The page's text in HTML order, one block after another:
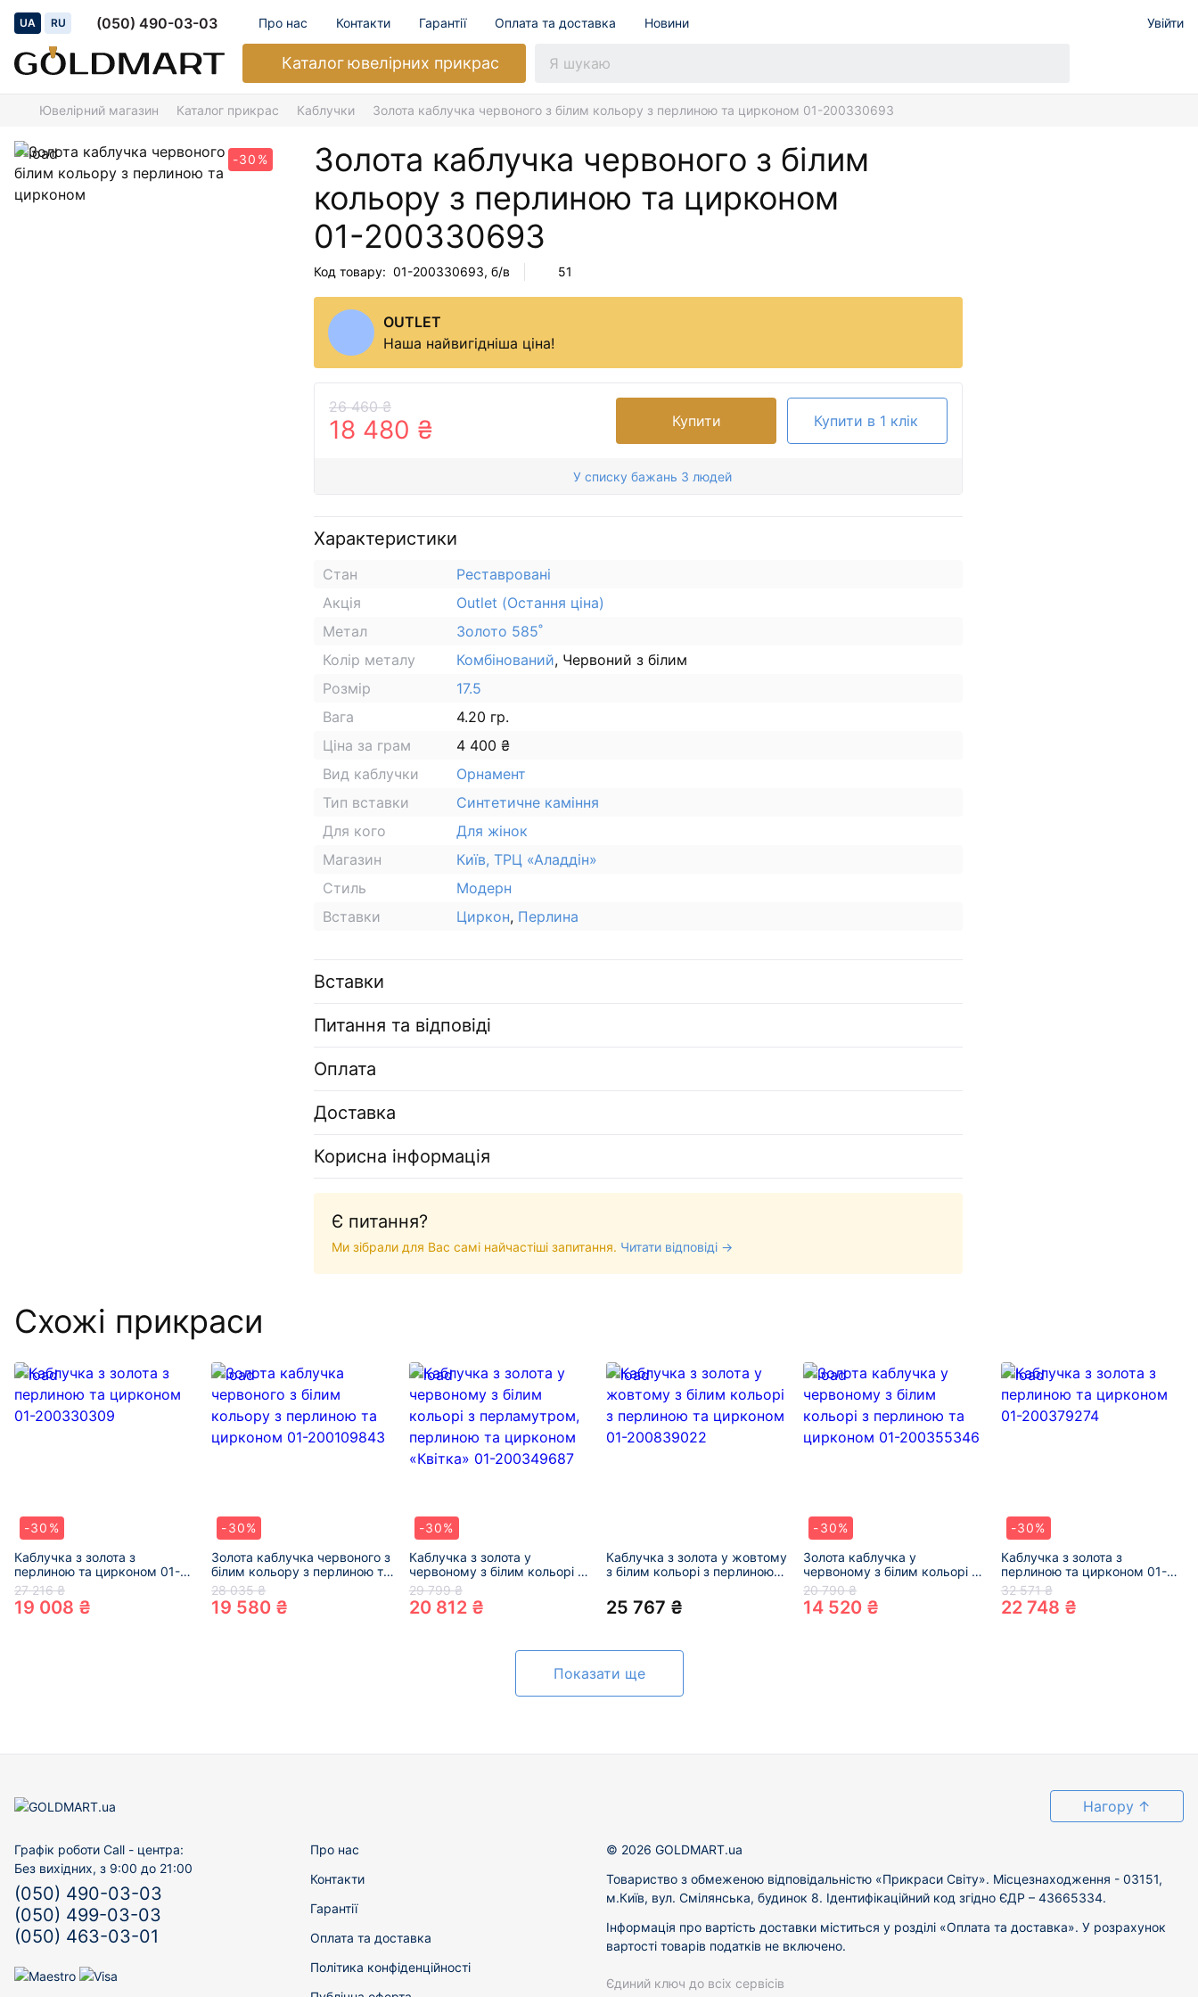
UA RU (050) 490-03-03 Про нас Контакти Гарантії Оплата та доставка Новини Увійти
Каталогювелірних прикрас
Ювелірний магазин Каталог прикрас Каблучки Золота каблучка червоного з білим кольору з перлиною та цирконом 01-200330693
-30%
Золота каблучка червоного з білим
кольору з перлиною та цирконом
01-200330693
Код товару: 01-200330693, б/в 51
OUTLET
Наша найвигідніша ціна!
26 460 ₴
18 480 ₴ Купити Купити в 1 клік
У списку бажань 3 людей
Характеристики
Стан
Реставровані
Акція
Outlet (Остання ціна)
Метал
Золото 585˚
Колір металу
Комбінований, Червоний з білим
Розмір
17.5
Вага
4.20 гр.
Ціна за грам
4 400 ₴
Вид каблучки
Орнамент
Тип вставки
Синтетичне каміння
Для кого
Для жінок
Магазин
Київ, ТРЦ «Аладдін»
Стиль
Модерн
Вставки
Циркон, Перлина
Вставки
Питання та відповіді
Оплата
Доставка
Корисна інформація
Є питання?
Ми зібрали для Вас самі найчастіші запитання. Читати відповіді →
Схожі прикраси
-30%
Каблучка з золота з
перлиною та цирконом 01-
200330309
27 216 ₴
19 008 ₴
-30%
Золота каблучка червоного з
білим кольору з перлиною та
цирконом 01-200109843
28 035 ₴
19 580 ₴
-30%
Каблучка з золота у
червоному з білим кольорі з
перламутром, перлиною та
цирконом «Квітка» 01-
200349687
29 799 ₴
20 812 ₴
Каблучка з золота у жовтому
з білим кольорі з перлиною
25 767 ₴
-30%
Золота каблучка у
червоному з білим кольорі з
перлиною та цирконом 01-
200355346
20 790 ₴
14 520 ₴
-30%
Каблучка з золота з
перлиною та цирконом 01-
200379274
32 571 ₴
22 748 ₴
Показати ще
Нагору ↑
Графік роботи Call - центра:
Без вихідних, з 9:00 до 21:00
(050) 490-03-03
(050) 499-03-03
(050) 463-03-01
Про нас
Контакти
Гарантії
Оплата та доставка
Політика конфіденційності
© 2026 GOLDMART.ua
Товариство з обмеженою відповідальністю «Прикраси Світу». Місцезнаходження - 03151,
м.Київ, вул. Смілянська, будинок 8. Ідентифікаційний код згідно ЄДР – 43665334.
Інформація про вартість доставки міститься у розділі «Оплата та доставка». У розрахунок
вартості товарів податків не включено.
Єдиний ключ до всіх сервісів